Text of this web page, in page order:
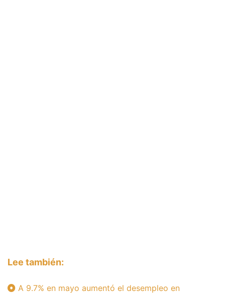
Lee también:
A 9.7% en mayo aumentó el desempleo en